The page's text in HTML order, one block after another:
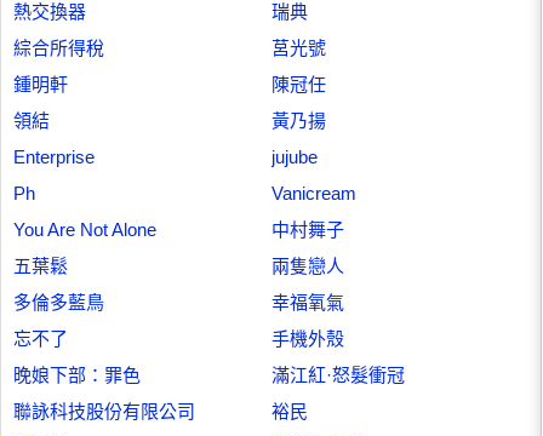
熱交換器
瑞典
綜合所得稅
莒光號
鍾明軒
陳冠任
領結
黃乃揚
Enterprise
jujube
Ph
Vanicream
You Are Not Alone
中村舞子
五葉鬆
兩隻戀人
多倫多藍鳥
幸福氧氣
忘不了
手機外殼
晚娘下部：罪色
滿江紅·怒髮衝冠
聯詠科技股份有限公司
裕民